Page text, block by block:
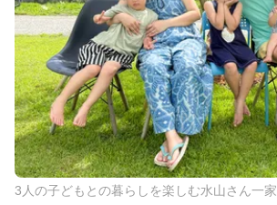
3人の子どもとの暮らしを楽しむ水山さん一家